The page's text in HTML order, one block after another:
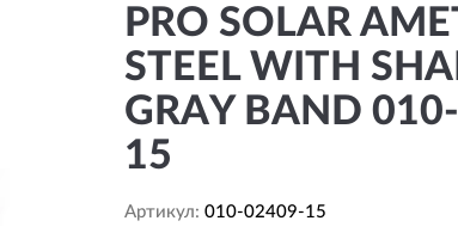
PRO SOLAR
STEEL WITH
GRAY BAND
15
Артикул: 010-02409-15